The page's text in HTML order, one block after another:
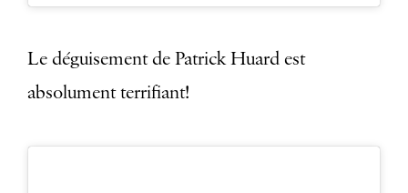
Le déguisement de Patrick Huard est
absolument terrifiant!